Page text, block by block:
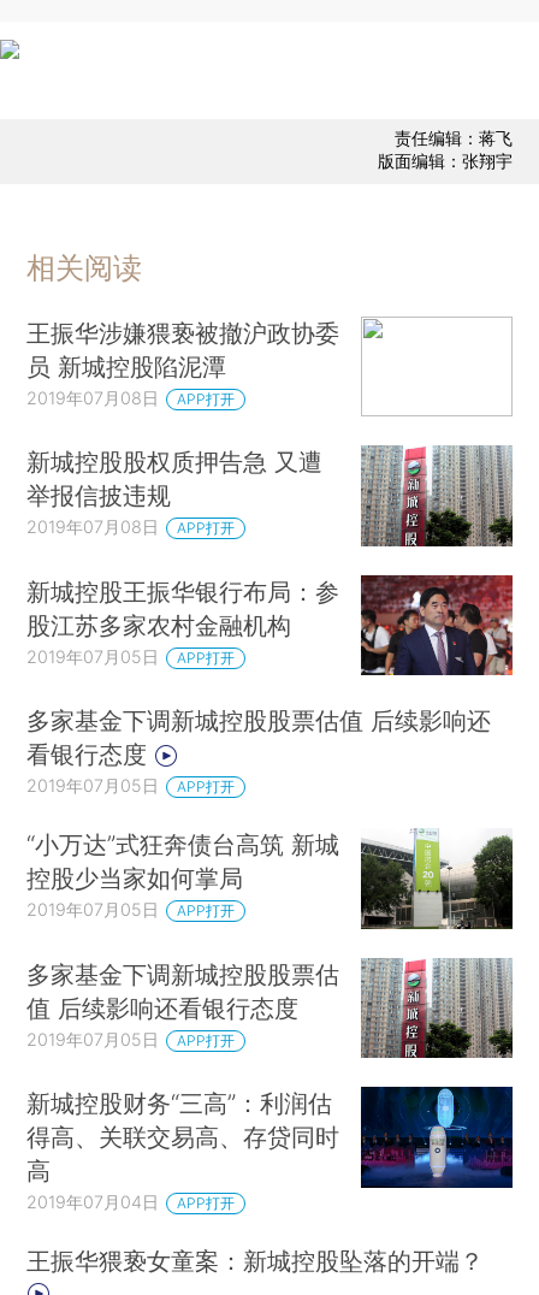
责任编辑：蒋飞
版面编辑：张翔宇
相关阅读
王振华涉嫌猥亵被撤沪政协委
员 新城控股陷泥潭
2019年07月08日 APP打开
新城控股股权质押告急 又遭
举报信披违规
2019年07月08日 APP打开
新城控股王振华银行布局：参
股江苏多家农村金融机构
2019年07月05日 APP打开
多家基金下调新城控股股票估值 后续影响还
看银行态度
2019年07月05日 APP打开
“小万达”式狂奔债台高筑 新城
控股少当家如何掌局
2019年07月05日 APP打开
多家基金下调新城控股股票估
值 后续影响还看银行态度
2019年07月05日 APP打开
新城控股财务“三高”：利润估
得高、关联交易高、存贷同时
高
2019年07月04日 APP打开
王振华猥亵女童案：新城控股坠落的开端？